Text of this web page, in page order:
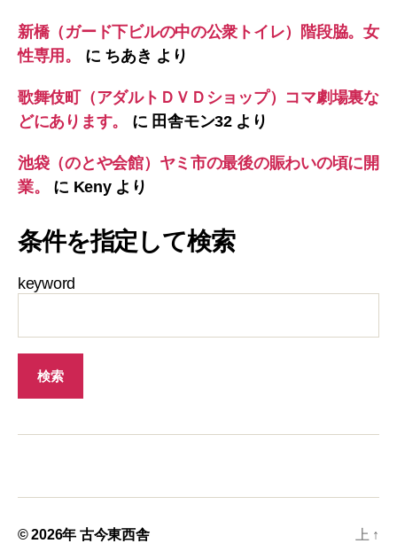
新橋（ガード下ビルの中の公衆トイレ）階段脇。女
性専用。
に ちあき より
歌舞伎町（アダルトＤＶＤショップ）コマ劇場裏な
どにあります。
に 田舎モン32より
池袋（のとや会館）ヤミ市の最後の賑わいの頃に開
業。
に Kenyより
条件を指定して検索
keyword
© 2026年 古今東西舎 上 ↑